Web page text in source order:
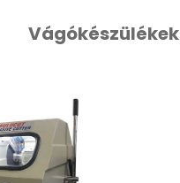
Vágókészülékek